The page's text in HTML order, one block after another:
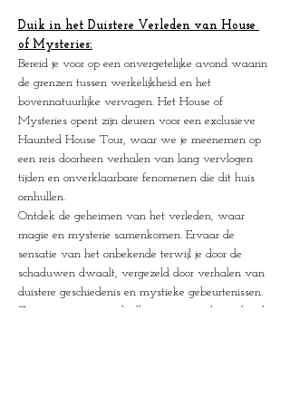
Duik in het Duistere Verleden van House
of Mysteries:
Bereid je voor op een onvergetelijke avond waarin
de grenzen tussen werkelijkheid en het
bovennatuurlijke vervagen. Het House of
Mysteries opent zijn deuren voor een exclusieve
Haunted House Tour, waar we je meenemen op
een reis doorheen verhalen van lang vervlogen
tijden en onverklaarbare fenomenen die dit huis
omhullen.
Ontdek de geheimen van het verleden, waar
magie en mysterie samenkomen. Ervaar de
sensatie van het onbekende terwijl je door de
schaduwen dwaalt, vergezeld door verhalen van
duistere geschiedenis en mystieke gebeurtenissen.
Zie met eigen ogen de illusies en wonderen die al